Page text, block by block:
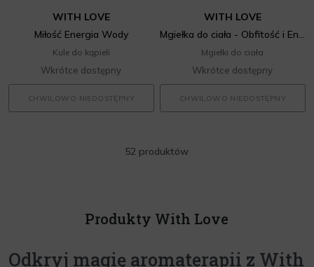
WITH LOVE
Miłość Energia Wody
Kule do kąpieli
Wkrótce dostępny
CHWILOWO NIEDOSTĘPNY
WITH LOVE
Mgiełka do ciała - Obfitość i Energia słońca
Mgiełki do ciała
Wkrótce dostępny
CHWILOWO NIEDOSTĘPNY
52 produktów
Produkty With Love
Odkryj magię aromaterapii z With